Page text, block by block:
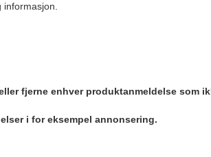
informasjon.
fjerne enhver produktanmeldelse som
i for eksempel annonsering.